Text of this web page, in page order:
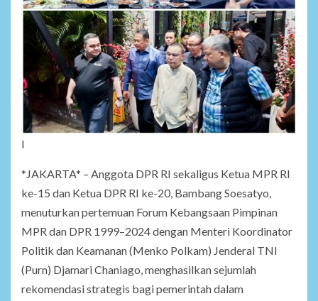
l
*JAKARTA* – Anggota DPR RI sekaligus Ketua MPR RI
ke-15 dan Ketua DPR RI ke-20, Bambang Soesatyo,
menuturkan pertemuan Forum Kebangsaan Pimpinan
MPR dan DPR 1999–2024 dengan Menteri Koordinator
Politik dan Keamanan (Menko Polkam) Jenderal TNI
(Purn) Djamari Chaniago, menghasilkan sejumlah
rekomendasi strategis bagi pemerintah dalam